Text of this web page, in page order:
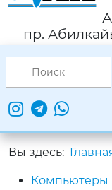
пр.
Вы здесь:
Компьютеры